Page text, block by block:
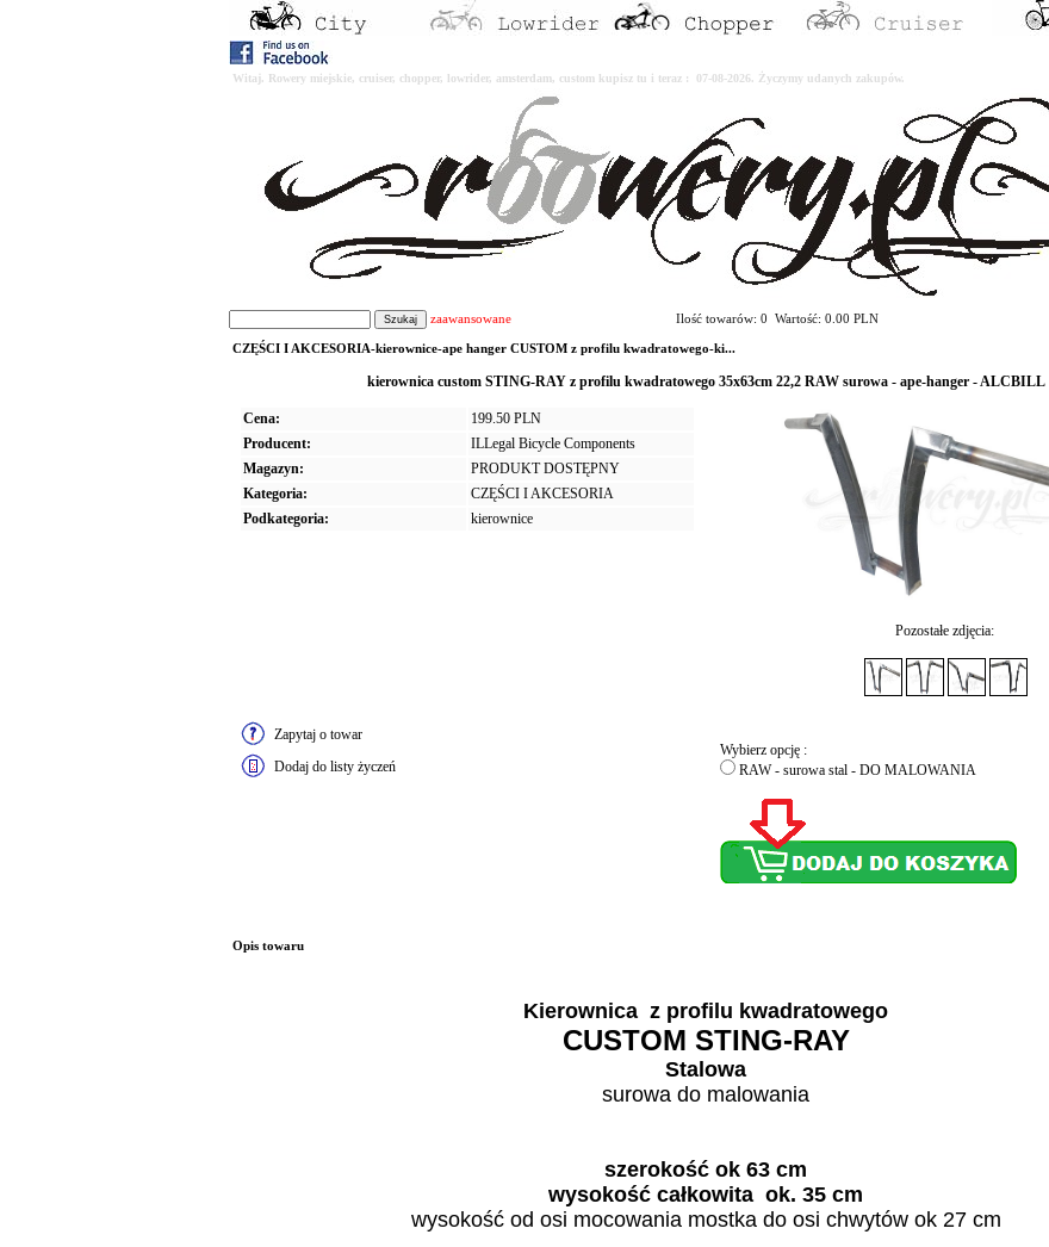
Witaj. Rowery miejskie, cruiser, chopper, lowrider, amsterdam, custom kupisz tu i teraz : 07-08-2026. Życzymy udanych zakupów.
zaawansowane Ilość towarów: 0 Wartość: 0.00 PLN
CZĘŚCI I AKCESORIA-kierownice-ape hanger CUSTOM z profilu kwadratowego-ki...
kierownica custom STING-RAY z profilu kwadratowego 35x63cm 22,2 RAW surowa - ape-hanger - ALCBILL
Cena:
199.50 PLN
Producent:
ILLegal Bicycle Components
Magazyn:
PRODUKT DOSTĘPNY
Kategoria:
CZĘŚCI I AKCESORIA
Podkategoria:
kierownice
Pozostałe zdjęcia:
Zapytaj o towar
Dodaj do listy życzeń
Wybierz opcję :
RAW - surowa stal - DO MALOWANIA
Opis towaru
Kierownica z profilu kwadratowego
CUSTOM STING-RAY
Stalowa
surowa do malowania
szerokość ok 63 cm
wysokość całkowita ok. 35 cm
wysokość od osi mocowania mostka do osi chwytów ok 27 cm